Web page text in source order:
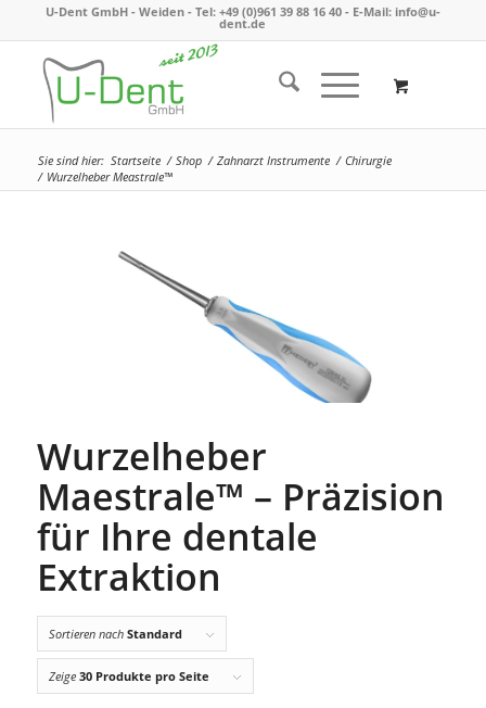
U-Dent GmbH - Weiden - Tel: +49 (0)961 39 88 16 40- E-Mail: info@u-
dent.de
Sie sind hier: Startseite / Shop / Zahnarzt Instrumente / Chirurgie
/ Wurzelheber Meastrale™
Wurzelheber
Maestrale™ – Präzision
für Ihre dentale
Extraktion
Sortieren nach Standard
Zeige 30 Produkte pro Seite